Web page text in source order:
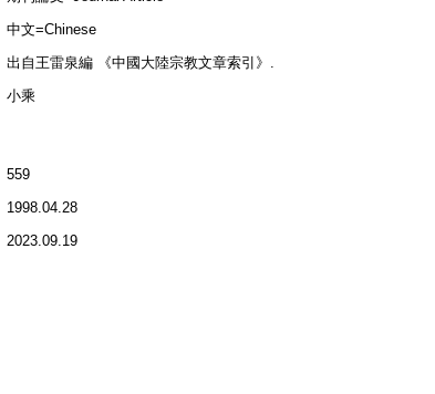
中文=Chinese
出自王雷泉編 《中國大陸宗教文章索引》.
小乘
559
1998.04.28
2023.09.19